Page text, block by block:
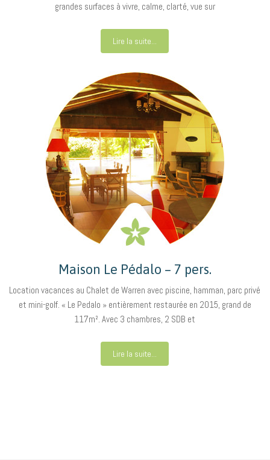
grandes surfaces à vivre, calme, clarté, vue sur
Lire la suite...
Maison Le Pédalo – 7 pers.
Location vacances au Chalet de Warren avec piscine, hamman, parc privé
et mini-golf. « Le Pedalo » entièrement restaurée en 2015, grand de
117m². Avec 3 chambres, 2 SDB et
Lire la suite...